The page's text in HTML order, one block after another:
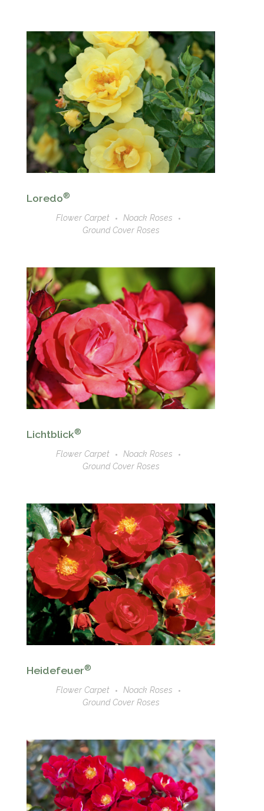
Loredo®
Flower Carpet
Noack Roses
Ground Cover Roses
Lichtblick®
Flower Carpet
Noack Roses
Ground Cover Roses
Heidefeuer®
Flower Carpet
Noack Roses
Ground Cover Roses